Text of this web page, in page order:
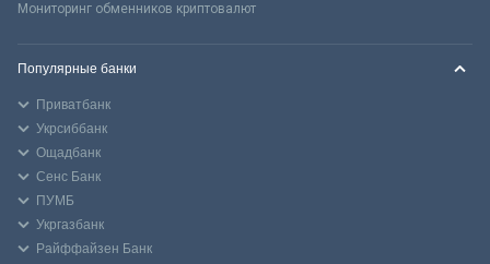
Мониторинг обменников криптовалют
Популярные банки
Приватбанк
Укрсиббанк
Ощадбанк
Сенс Банк
ПУМБ
Укргазбанк
Райффайзен Банк